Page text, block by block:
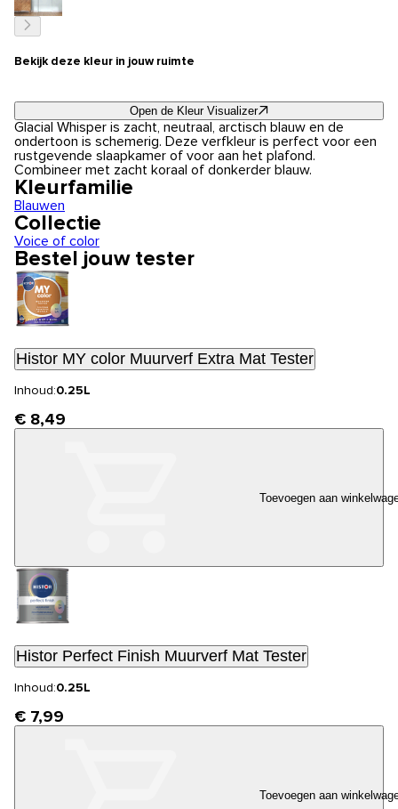
Bekijk deze kleur in jouw ruimte
Open de Kleur Visualizer
Glacial Whisper is zacht, neutraal, arctisch blauw en de
ondertoon is schemerig. Deze verfkleur is perfect voor een
rustgevende slaapkamer of voor aan het plafond.
Combineer met zacht koraal of donkerder blauw.
Kleurfamilie
Blauwen
Collectie
Voice of color
Bestel jouw tester
Histor MY color Muurverf Extra Mat Tester
Inhoud:0.25L
€ 8,49
Toevoegen aan
Histor Perfect Finish Muurverf Mat Tester
Inhoud:0.25L
€ 7,99
Toevoegen aan